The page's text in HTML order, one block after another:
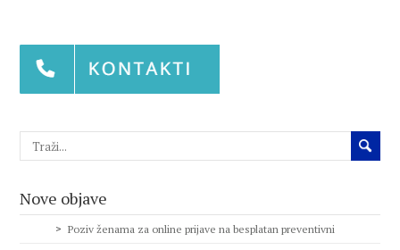
Nove objave
Poziv ženama za online prijave na besplatan preventivni